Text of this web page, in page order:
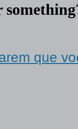
que